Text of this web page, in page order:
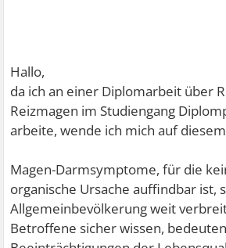
Hallo,
da ich an einer Diplomarbeit über
Reizmagen im Studiengang
arbeite, wende ich mich auf
Magen-Darmsymptome, für die
organische Ursache auffindbar ist,
Allgemeinbevölkerung weit
Betroffene sicher wissen,